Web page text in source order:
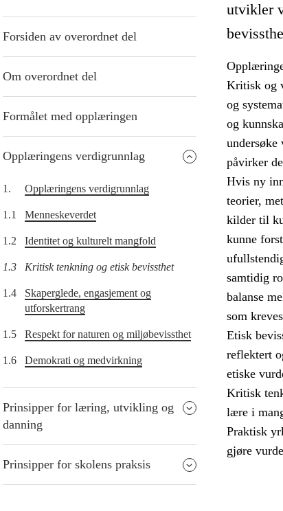
Forsiden av overordnet del
Om overordnet del
Formålet med opplæringen
Opplæringens verdigrunnlag
1. Opplæringens verdigrunnlag
1.1 Menneskeverdet
1.2 Identitet og kulturelt mangfold
1.3 Kritisk tenkning og etisk bevissthet
1.4
Skaperglede, engasjement og
utforskertrang
1.5 Respekt for naturen og miljøbevissthet
1.6 Demokrati og medvirkning
Prinsipper for læring, utvikling og
danning
Prinsipper for skolens praksis
utvikler
Kritisk og
og
og
undersøke
påvirker
Hvis ny
teorier,
kilder til
kunne
samtidig
balanse
som
Etisk
reflektert
etiske
Kritisk
lære i
Praktisk
gjøre